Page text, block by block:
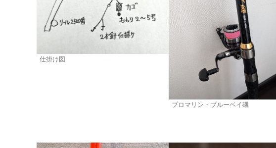
仕掛け図
プロマリン・ブルーベイ磯